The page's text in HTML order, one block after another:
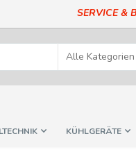
SERVICE &
KÜHLGERÄTE